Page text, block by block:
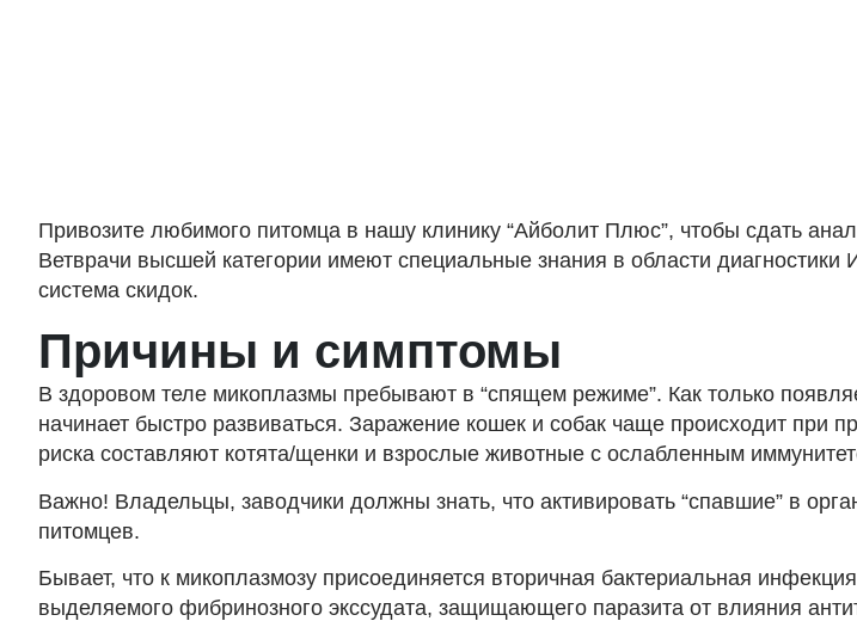
Привозите любимого питомца в нашу клинику “Айболит Плюс”, чтобы сдать
Ветврачи высшей категории имеют специальные знания в области
система скидок.
Причины и симптомы
В здоровом теле микоплазмы пребывают в “спящем режиме”. Как только
начинает быстро развиваться. Заражение кошек и собак чаще происходит
риска составляют котята/щенки и взрослые животные с ослабленным
Важно! Владельцы, заводчики должны знать, что активировать “спавшие” в
питомцев.
Бывает, что к микоплазмозу присоединяется вторичная бактериальная
выделяемого фибринозного экссудата, защищающего паразита от влияния